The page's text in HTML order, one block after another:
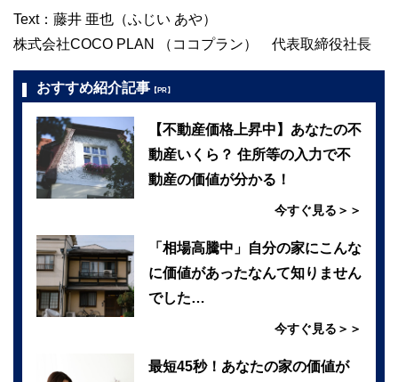
Text：藤井 亜也（ふじい あや）
株式会社COCO PLAN （ココプラン） 代表取締役社長
おすすめ紹介記事 【PR】
【不動産価格上昇中】あなたの不
動産いくら？ 住所等の入力で不
動産の価値が分かる！
今すぐ見る＞＞
「相場高騰中」自分の家にこんな
に価値があったなんて知りません
でした…
今すぐ見る＞＞
最短45秒！あなたの家の価値が